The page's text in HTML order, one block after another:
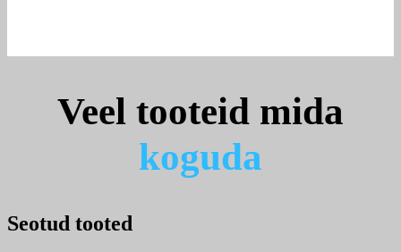
Veel tooteid mida
koguda
Seotud tooted